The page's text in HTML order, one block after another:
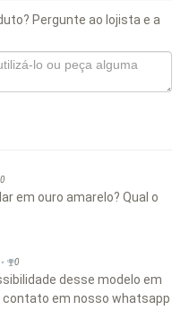
Pergunte ao lojista e a
0
em ouro amarelo? Qual o
• 0
desse modelo em
em nosso whatsapp